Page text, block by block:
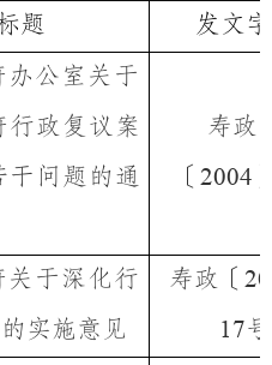
题 发文
公室关于
政复议案
问题的通
寿政
〔 2004
于深化行
实施意见
寿政〔
17号